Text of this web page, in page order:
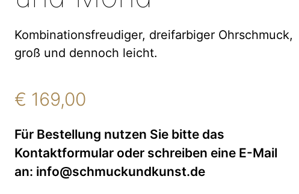
Kombinationsfreudiger, dreifarbiger Ohrschmuck,
groß und dennoch leicht.
€ 169,00